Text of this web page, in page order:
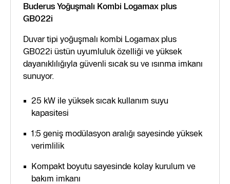
Buderus Yoğuşmalı Kombi Logamax plus
GB022i
Duvar tipi yoğuşmalı kombi Logamax plus
GB022i üstün uyumluluk özelliği ve yüksek
dayanıklılığıyla güvenli sıcak su ve ısınma imkanı
sunuyor.
25 kW ile yüksek sıcak kullanım suyu
kapasitesi
1:5 geniş modülasyon aralığı sayesinde yüksek
verimlilik
Kompakt boyutu sayesinde kolay kurulum ve
bakım imkanı